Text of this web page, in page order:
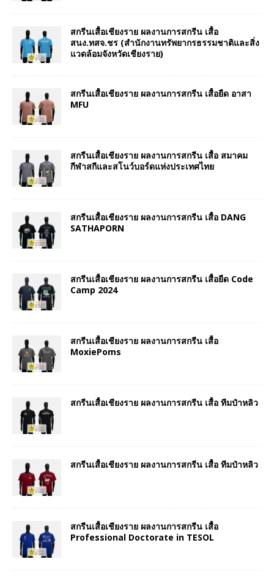
สกรีนเสื้อเชียงราย ผลงานการสกรีน เสื้อ
สนง.ทสจ.ชร (สำนักงานทรัพยากรธรรมชาติและสิ่ง
แวดล้อมจังหวัดเชียงราย)
สกรีนเสื้อเชียงราย ผลงานการสกรีน เสื้อยืด อาสา
MFU
สกรีนเสื้อเชียงราย ผลงานการสกรีน เสื้อ สมาคม
กีฬาสกีและสโนว์บอร์ดแห่งประเทศไทย
สกรีนเสื้อเชียงราย ผลงานการสกรีน เสื้อ DANG
SATHAPORN
สกรีนเสื้อเชียงราย ผลงานการสกรีน เสื้อยืด Code
Camp 2024
สกรีนเสื้อเชียงราย ผลงานการสกรีน เสื้อ
MoxiePoms
สกรีนเสื้อเชียงราย ผลงานการสกรีน เสื้อ ทีมป๋าหลิว
สกรีนเสื้อเชียงราย ผลงานการสกรีน เสื้อ ทีมป๋าหลิว
สกรีนเสื้อเชียงราย ผลงานการสกรีน เสื้อ
Professional Doctorate in TESOL